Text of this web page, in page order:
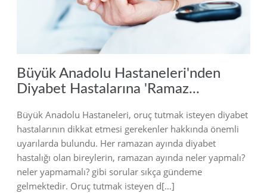
Büyük Anadolu Hastaneleri'nden
Diyabet Hastalarına 'Ramaz...
Büyük Anadolu Hastaneleri, oruç tutmak isteyen diyabet
hastalarının dikkat etmesi gerekenler hakkında önemli
uyarılarda bulundu. Her ramazan ayında diyabet
hastalığı olan bireylerin, ramazan ayında neler yapmalı?
neler yapmamalı? gibi sorular sıkça gündeme
gelmektedir. Oruç tutmak isteyen d[…]